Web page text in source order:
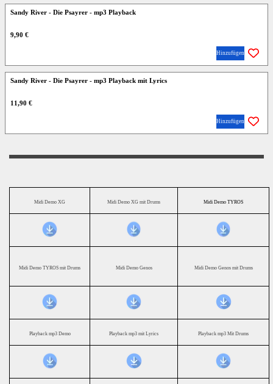
Sandy River - Die Psayrer - mp3 Playback
9,90 €
Hinzufügen
Sandy River - Die Psayrer - mp3 Playback mit Lyrics
11,90 €
Hinzufügen
Midi Demo XG Midi Demo XG mit Drums Midi Demo TYROS
Midi Demo TYROS mit Drums Midi Demo Genos Midi Demo Genos mit Drums
Playback mp3 Demo Playback mp3 mit Lyrics Playback mp3 Mit Drums